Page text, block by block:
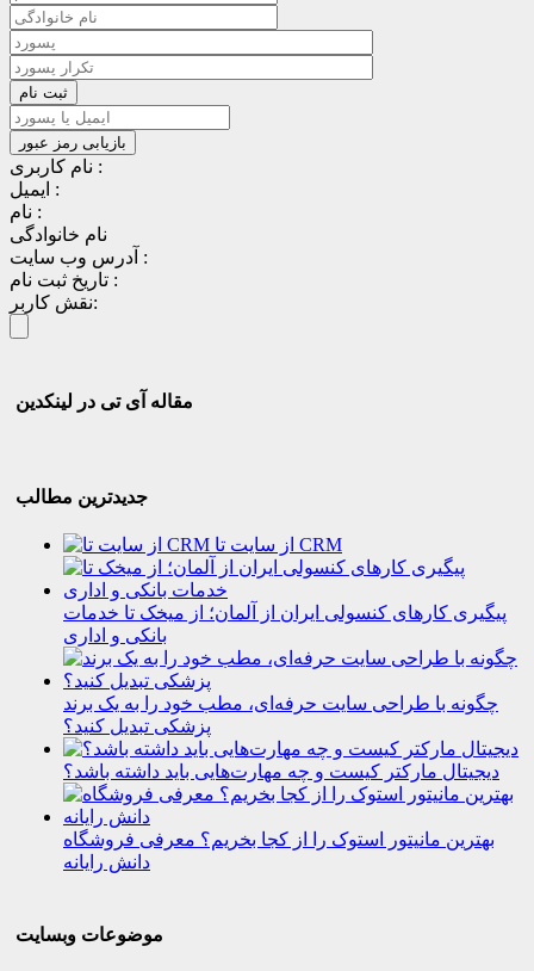
نام کاربری :
ایمیل :
نام :
نام خانوادگی
آدرس وب سایت :
تاریخ ثبت نام :
نقش کاربر:
مقاله آی تی در لینکدین
جدیدترین مطالب
از سایت تا CRM
پیگیری کارهای کنسولی ایران از آلمان؛ از میخک تا خدمات
بانکی و اداری
چگونه با طراحی سایت حرفه‌ای، مطب خود را به یک برند
پزشکی تبدیل کنید؟
دیجیتال مارکتر کیست و چه مهارت‌هایی باید داشته باشد؟
بهترین مانیتور استوک را از کجا بخریم؟ معرفی فروشگاه
دانش رایانه
موضوعات وبسایت